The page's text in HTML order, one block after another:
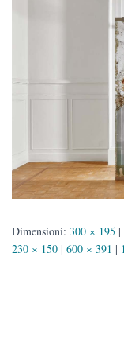
Dimensioni: 300 × 195 |
230 × 150 | 600 × 391 |